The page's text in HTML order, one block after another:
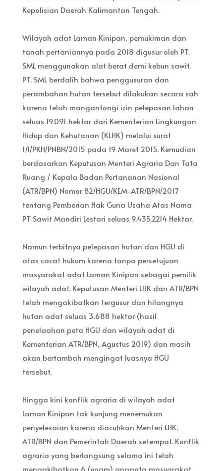
Kepolisian Daerah Kalimantan Tengah.
Wilayah adat Laman Kinipan, pemukiman dan
tanah pertaniannya pada 2018 digusur oleh PT.
SML menggunakan alat berat demi kebun sawit.
PT. SML berdalih bahwa penggusuran dan
perambahan hutan tersebut dilakukan secara sah
karena telah mangantongi izin pelepasan lahan
seluas 19.091 hektar dari Kementerian Lingkungan
Hidup dan Kehutanan (KLHK) melalui surat
1/I/PKH/PNBN/2015 pada 19 Maret 2015. Kemudian
berdasarkan Keputusan Menteri Agraria Dan Tata
Ruang / Kepala Badan Pertananan Nasional
(ATR/BPN) Nomor 82/HGU/KEM-ATR/BPN/2017
tentang Pemberian Hak Guna Usaha Atas Nama
PT Sawit Mandiri Lestari seluas 9.435,2214 Hektar.
Namun terbitnya pelepasan hutan dan HGU di
atas cacat hukum karena tanpa persetujuan
masyarakat adat Laman Kinipan sebagai pemilik
wilayah adat. Keputusan Menteri LHK dan ATR/BPN
telah mengakibatkan tergusur dan hilangnya
hutan adat seluas 3.688 hektar (hasil
penelaahan peta HGU dan wilayah adat di
Kementerian ATR/BPN, Agustus 2019) dan masih
akan bertambah mengingat luasnya HGU
tersebut.
Hingga kini konflik agraria di wilayah adat
Laman Kinipan tak kunjung menemukan
penyelesaian karena diacuhkan Menteri LHK,
ATR/BPN dan Pemerintah Daerah setempat. Konflik
agraria yang berlangsung selama ini telah
mengakibatkan 6 (enam) anggota masyarakat